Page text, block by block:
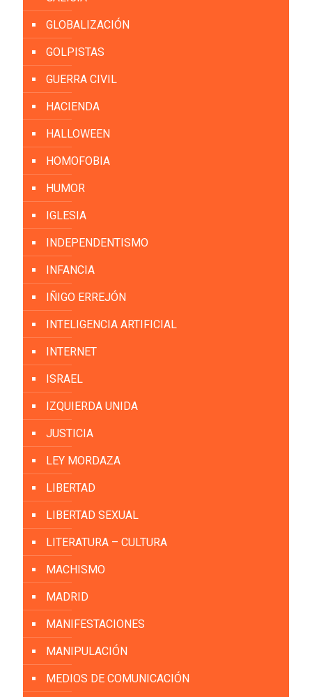
GLOBALIZACIÓN
GOLPISTAS
GUERRA CIVIL
HACIENDA
HALLOWEEN
HOMOFOBIA
HUMOR
IGLESIA
INDEPENDENTISMO
INFANCIA
IÑIGO ERREJÓN
INTELIGENCIA ARTIFICIAL
INTERNET
ISRAEL
IZQUIERDA UNIDA
JUSTICIA
LEY MORDAZA
LIBERTAD
LIBERTAD SEXUAL
LITERATURA – CULTURA
MACHISMO
MADRID
MANIFESTACIONES
MANIPULACIÓN
MEDIOS DE COMUNICACIÓN